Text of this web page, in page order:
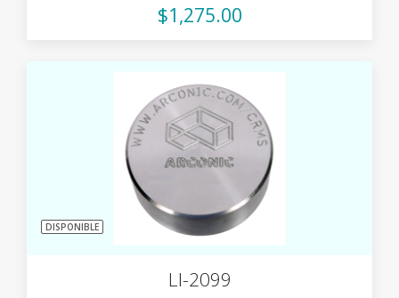
$1,275.00
DISPONIBLE
LI-2099